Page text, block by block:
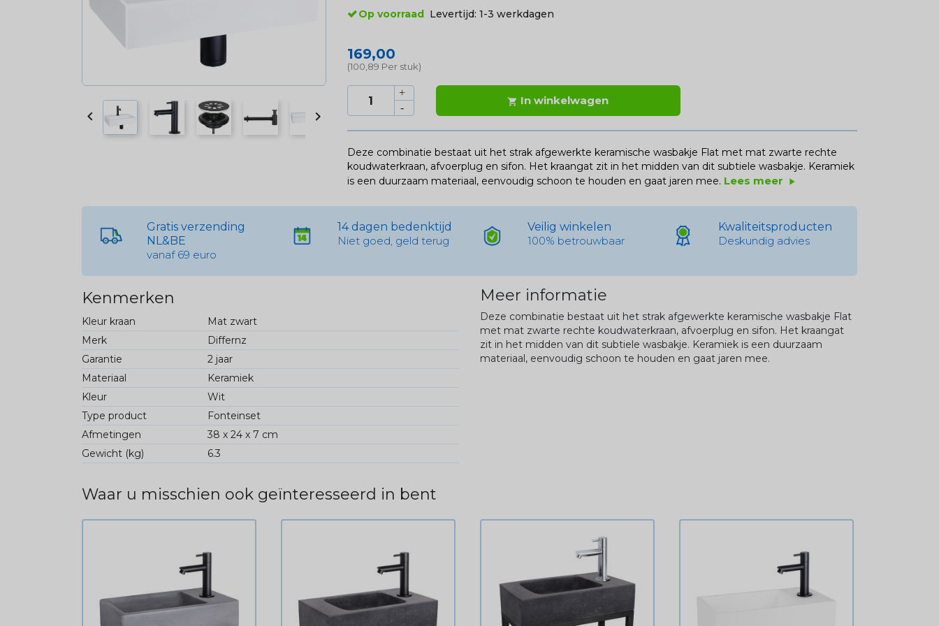
 
Op voorraad Levertijd: 1-3 werkdagen
169,00
(100,89 Per stuk)
 In winkelwagen
Deze combinatie bestaat uit het strak afgewerkte keramische wasbakje Flat met mat zwarte rechte
koudwaterkraan, afvoerplug en sifon. Het kraangat zit in het midden van dit subtiele wasbakje. Keramiek
is een duurzaam materiaal, eenvoudig schoon te houden en gaat jaren mee. Lees meer play_arrow
Gratis verzending
NL&BE
vanaf 69 euro
14 dagen bedenktijd
Niet goed, geld terug
Veilig winkelen
100% betrouwbaar
Kwaliteitsproducten
Deskundig advies
Kenmerken
Kleur kraan
Mat zwart
Merk
Differnz
Garantie
2 jaar
Materiaal
Keramiek
Kleur
Wit
Type product
Fonteinset
Afmetingen
38 x 24 x 7 cm
Gewicht (kg)
6.3
Meer informatie
Deze combinatie bestaat uit het strak afgewerkte keramische wasbakje Flat
met mat zwarte rechte koudwaterkraan, afvoerplug en sifon. Het kraangat
zit in het midden van dit subtiele wasbakje. Keramiek is een duurzaam
materiaal, eenvoudig schoon te houden en gaat jaren mee.
Waar u misschien ook geïnteresseerd in bent